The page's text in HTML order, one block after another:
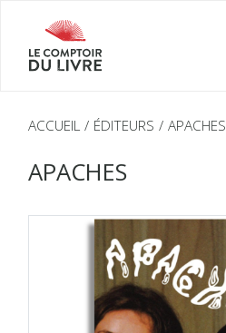
ACCUEIL ÉDITEURS APACHES
APACHES